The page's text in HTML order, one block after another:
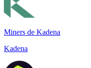
Miners de Kadena
Kadena